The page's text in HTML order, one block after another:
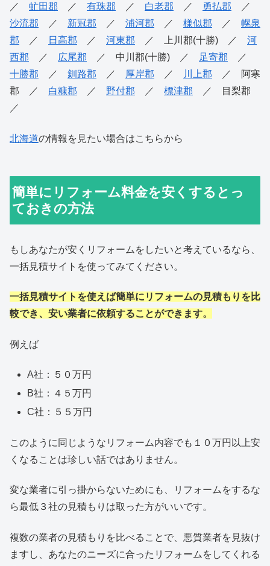
／ 虻田郡 ／ 有珠郡 ／ 白老郡 ／ 勇払郡 ／
沙流郡 ／ 新冠郡 ／ 浦河郡 ／ 様似郡 ／ 幌泉
郡 ／ 日高郡 ／ 河東郡 ／ 上川郡(十勝) ／ 河
西郡 ／ 広尾郡 ／ 中川郡(十勝) ／ 足寄郡 ／
十勝郡 ／ 釧路郡 ／ 厚岸郡 ／ 川上郡 ／ 阿寒
郡 ／ 白糠郡 ／ 野付郡 ／ 標津郡 ／ 目梨郡
／
北海道の情報を見たい場合はこちらから
簡単にリフォーム料金を安くするとっ
ておきの方法
もしあなたが安くリフォームをしたいと考えているなら、
一括見積サイトを使ってみてください。
一括見積サイトを使えば簡単にリフォームの見積もりを比
較でき、安い業者に依頼することができます。
例えば
A社：５０万円
B社：４５万円
C社：５５万円
このように同じようなリフォーム内容でも１０万円以上安
くなることは珍しい話ではありません。
変な業者に引っ掛からないためにも、リフォームをするな
ら最低３社の見積もりは取った方がいいです。
複数の業者の見積もりを比べることで、悪質業者を見抜け
ますし、あなたのニーズに合ったリフォームをしてくれる